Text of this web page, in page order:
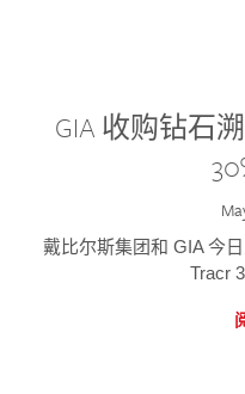
GIA 收购钻石
戴比尔斯集团和 GIA 今
Tracr